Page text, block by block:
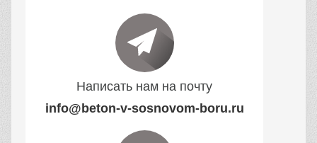
Написать нам на почту
info@beton-v-sosnovom-boru.ru